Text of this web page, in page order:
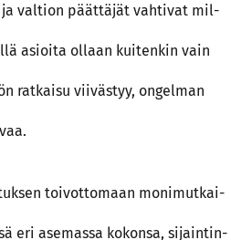
ja val­tion päät­tä­jät vah­ti­vat mil­
asioi­ta ol­laan kui­ten­kin vain
rat­kai­su vii­väs­tyy, on­gel­man
toi­vot­to­maan mo­ni­mut­kai­
eri ase­mas­sa ko­kon­sa, si­jain­tin­